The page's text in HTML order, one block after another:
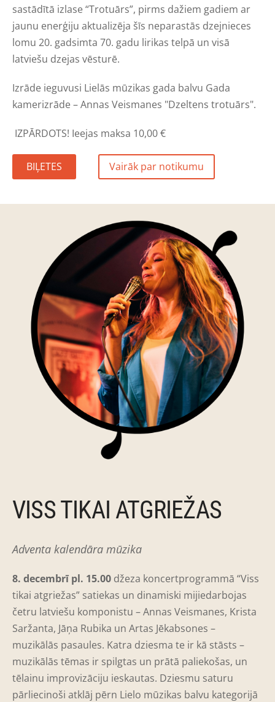
sastādītā izlase “Trotuārs”, pirms dažiem gadiem ar
jaunu enerģiju aktualizēja šīs neparastās dzejnieces
lomu 20. gadsimta 70. gadu lirikas telpā un visā
latviešu dzejas vēsturē.
Izrāde ieguvusi Lielās mūzikas gada balvu Gada
kamerizrāde – Annas Veismanes "Dzeltens trotuārs".
IZPĀRDOTS! Ieejas maksa 10,00€
BIĻETES Vairāk par notikumu
VISS TIKAI ATGRIEŽAS
Adventa kalendāra mūzika
8. decembrī pl. 15.00 džeza koncertprogrammā “Viss
tikai atgriežas” satiekas un dinamiski mijiedarbojas
četru latviešu komponistu – Annas Veismanes, Krista
Saržanta, Jāņa Rubika un Artas Jēkabsones –
muzikālās pasaules. Katra dziesma te ir kā stāsts –
muzikālās tēmas ir spilgtas un prātā paliekošas, un
tēlainu improvizāciju ieskautas. Dziesmu saturu
pārliecinoši atklāj pērn Lielo mūzikas balvu kategorijā